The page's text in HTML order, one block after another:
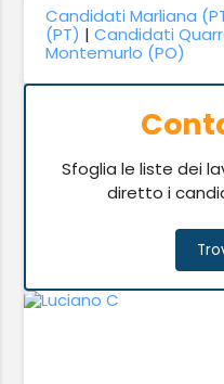
Candidati Marliana
(PT) |Candidati
Montemurlo (PO)
Sfoglia le liste dei
diretto i